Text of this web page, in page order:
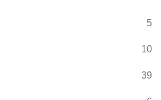
5
10
39